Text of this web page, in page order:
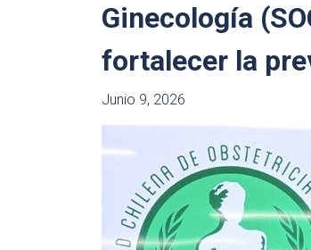
Ginecología
fortalecer la
Junio 9, 2026